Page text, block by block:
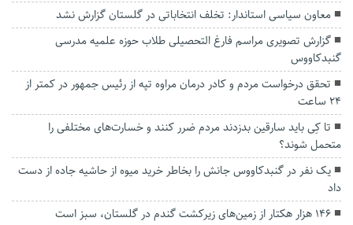
معاون سیاسی استاندار: تخلف انتخاباتی در گلستان گزارش نشد
گزارش تصویری مراسم فارغ التحصیلی طلاب حوزه علمیه مدرسی
گنبدکاووس
تحقق درخواست مردم و کادر درمان مراوه تپه از رئیس جمهور در کمتر از
۲۴ ساعت
تا کِی باید سارقین بدزدند مردم ضرر کنند و خسارت‌های مختلفی را
متحمل شوند؟
یک نفر در گنبدکاووس جانش را بخاطر خرید میوه از حاشیه جاده از دست
داد
۱۴۶ هزار هکتار از زمین‌های زیرکشت گندم در گلستان، سبز است